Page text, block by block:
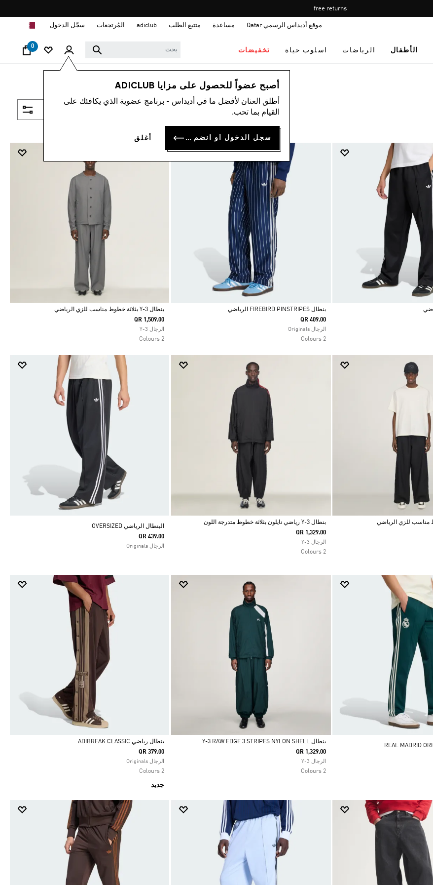
Pause
promotion
free returns
موقع أديداس الرسمي Qatar مساعدة متتبع الطلب adiclub المُرتجعات سجّل الدخول
الأطفال الرياضات اسلوب حياة تخفيضات
0
أصبح عضواً للحصول على مزايا ADICLUB
أطلق العنان لأفضل ما في أديداس - برنامج عضوية الذي يكافئك على
القيام بما تحب.
سجل الدخول أو انضم الآن أغلق
Selected
بنطال FIREBIRD PINSTRIPES الرياضي
QR 409.00
الرجال Originals
2 Colours
Selected
بنطال Y-3 بثلاثة خطوط مناسب للزي الرياضي
QR 1,509.00
الرجال Y-3
2 Colours
Selected
بنطال Y-3 رياضي نايلون بثلاثة خطوط متدرجة اللون
QR 1,329.00
الرجال Y-3
2 Colours
البنطال الرياضي OVERSIZED
QR 439.00
الرجال Originals
Selected
بنطال Y-3 RAW EDGE 3 STRIPES NYLON SHELL
QR 1,329.00
الرجال Y-3
2 Colours
Selected
بنطال رياضي ADIBREAK CLASSIC
QR 379.00
الرجال Originals
2 Colours
جديد